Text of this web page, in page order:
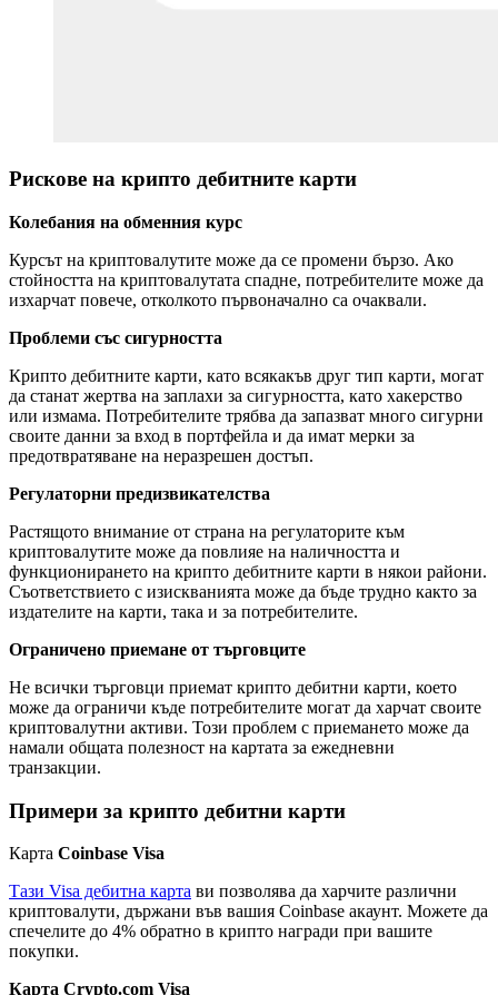
Рискове на крипто дебитните карти
Колебания на обменния курс
Курсът на криптовалутите може да се промени бързо. Ако
стойността на криптовалутата спадне, потребителите може да
изхарчат повече, отколкото първоначално са очаквали.
Проблеми със сигурността
Крипто дебитните карти, като всякакъв друг тип карти, могат
да станат жертва на заплахи за сигурността, като хакерство
или измама. Потребителите трябва да запазват много сигурни
своите данни за вход в портфейла и да имат мерки за
предотвратяване на неразрешен достъп.
Регулаторни предизвикателства
Растящото внимание от страна на регулаторите към
криптовалутите може да повлияе на наличността и
функционирането на крипто дебитните карти в някои райони.
Съответствието с изискванията може да бъде трудно както за
издателите на карти, така и за потребителите.
Ограничено приемане от търговците
Не всички търговци приемат крипто дебитни карти, което
може да ограничи къде потребителите могат да харчат своите
криптовалутни активи. Този проблем с приемането може да
намали общата полезност на картата за ежедневни
транзакции.
Примери за крипто дебитни карти
Карта Coinbase Visa
Тази Visa дебитна карта ви позволява да харчите различни
криптовалути, държани във вашия Coinbase акаунт. Можете да
спечелите до 4% обратно в крипто награди при вашите
покупки.
Карта Crypto.com Visa